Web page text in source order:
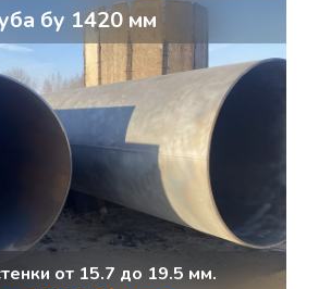
бу 1420 мм
от 15.7 до 19.5 мм.